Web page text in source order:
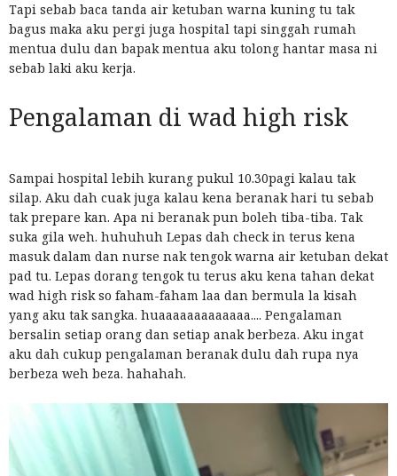
Tapi sebab baca tanda air ketuban warna kuning tu tak
bagus maka aku pergi juga hospital tapi singgah rumah
mentua dulu dan bapak mentua aku tolong hantar masa ni
sebab laki aku kerja.
Pengalaman di wad high risk
Sampai hospital lebih kurang pukul 10.30pagi kalau tak
silap. Aku dah cuak juga kalau kena beranak hari tu sebab
tak prepare kan. Apa ni beranak pun boleh tiba-tiba. Tak
suka gila weh. huhuhuh Lepas dah check in terus kena
masuk dalam dan nurse nak tengok warna air ketuban dekat
pad tu. Lepas dorang tengok tu terus aku kena tahan dekat
wad high risk so faham-faham laa dan bermula la kisah
yang aku tak sangka. huaaaaaaaaaaaaa.... Pengalaman
bersalin setiap orang dan setiap anak berbeza. Aku ingat
aku dah cukup pengalaman beranak dulu dah rupa nya
berbeza weh beza. hahahah.